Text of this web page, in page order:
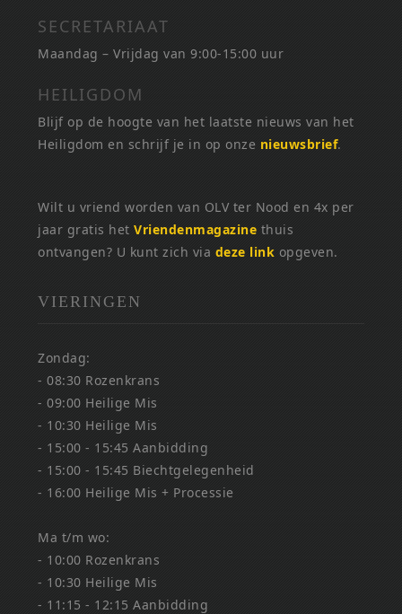
SECRETARIAAT
Maandag – Vrijdag van 9:00-15:00 uur
HEILIGDOM
Blijf op de hoogte van het laatste nieuws van het
Heiligdom en schrijf je in op onze nieuwsbrief.
Wilt u vriend worden van OLV ter Nood en 4x per
jaar gratis hetVriendenmagazine thuis
ontvangen? U kunt zich via deze link opgeven.
VIERINGEN
Zondag:
- 08:30 Rozenkrans
- 09:00 Heilige Mis
- 10:30 Heilige Mis
- 15:00 - 15:45 Aanbidding
- 15:00 - 15:45 Biechtgelegenheid
- 16:00 Heilige Mis + Processie
Ma t/m wo:
- 10:00 Rozenkrans
- 10:30 Heilige Mis
- 11:15 - 12:15 Aanbidding